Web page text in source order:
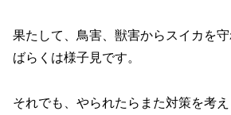
果たして、鳥害、獣害からスイカを
ばらくは様子見です。
それでも、やられたらまた対策を考え